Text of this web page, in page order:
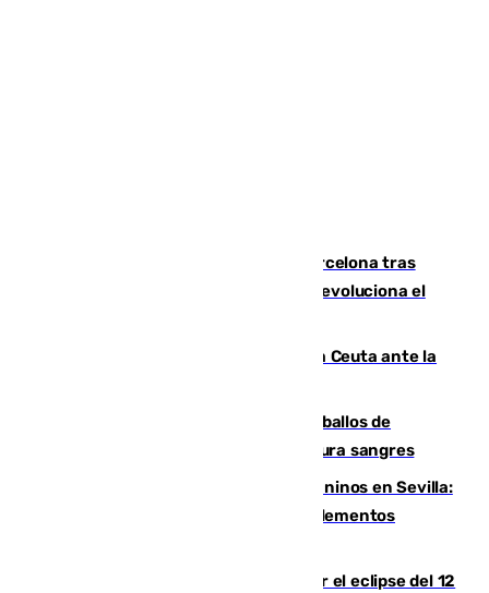
Rodrigo negocia su fichaje por el Barcelona tras
romper negociaciones con el Madrid y revoluciona el
El Rey traslada a Vivas su respaldo a Ceuta ante la
El primer ciclo de las carreras de caballos de
Sanlúcar arranca este sábado con 27 pura sangres
Continúan los cierres de parques caninos en Sevilla:
se detectan alimentos que contienen elementos
Estos son los mejores sitios para ver el eclipse del 12